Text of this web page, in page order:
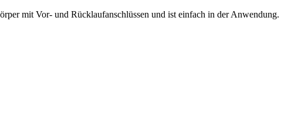
mit Vor- und Rücklaufanschlüssen und ist einfach in der Anwendung.